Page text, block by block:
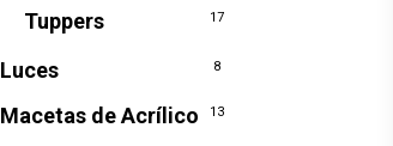
Tuppers 17
Luces 8
Macetas de Acrílico 13